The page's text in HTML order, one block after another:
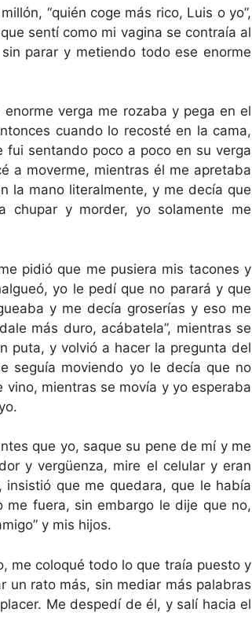
“quién coge más rico, Luis o yo”,
sentí como mi vagina se contraía al
parar y metiendo todo ese enorme
verga me rozaba y pega en el
cuando lo recosté en la cama,
sentando poco a poco en su verga
a moverme, mientras él me apretaba
la mano literalmente, y me decía que
chupar y morder, yo solamente me
pidió que me pusiera mis tacones y
yo le pedí que no parará y que
y me decía groserías y eso me
más duro, acábatela”, mientras se
puta, y volvió a hacer la pregunta del
seguía moviendo yo le decía que no
mientras se movía y yo esperaba
que yo, saque su pene de mí y me
y vergüenza, mire el celular y eran
que me quedara, que le había
fuera, sin embargo le dije que no,
y mis hijos.
me coloqué todo lo que traía puesto y
un rato más, sin mediar más palabras
Me despedí de él, y salí hacia el